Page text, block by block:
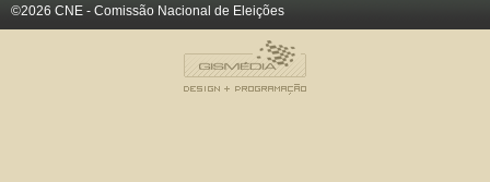
©2026 CNE - Comissão Nacional de Eleições